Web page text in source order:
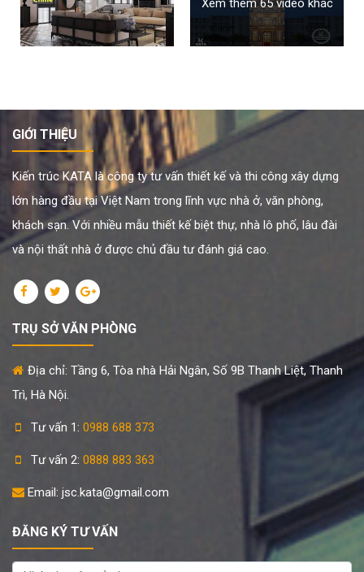
Xem thêm 65 video khác
GIỚI THIỆU
Kiến trúc KATA là công ty tư vấn thiết kế và thi công xây dựng
lớn hàng đầu tại Việt Nam trong lĩnh vực nhà ở, văn phòng,
khách sạn. Với nhiều mẫu thiết kế biệt thự, nhà lô phố, lâu đài
và nội thất nhà ở được chủ đầu tư đánh giá cao.
TRỤ SỞ VĂN PHÒNG
Địa chỉ: Tầng 6, Tòa nhà Hải Ngân, Số 9B Thanh Liệt, Thanh
Trì, Hà Nội.
Tư vấn 1: 0988 688 373
Tư vấn 2: 0888 883 363
Email: jsc.kata@gmail.com
ĐĂNG KÝ TƯ VẤN